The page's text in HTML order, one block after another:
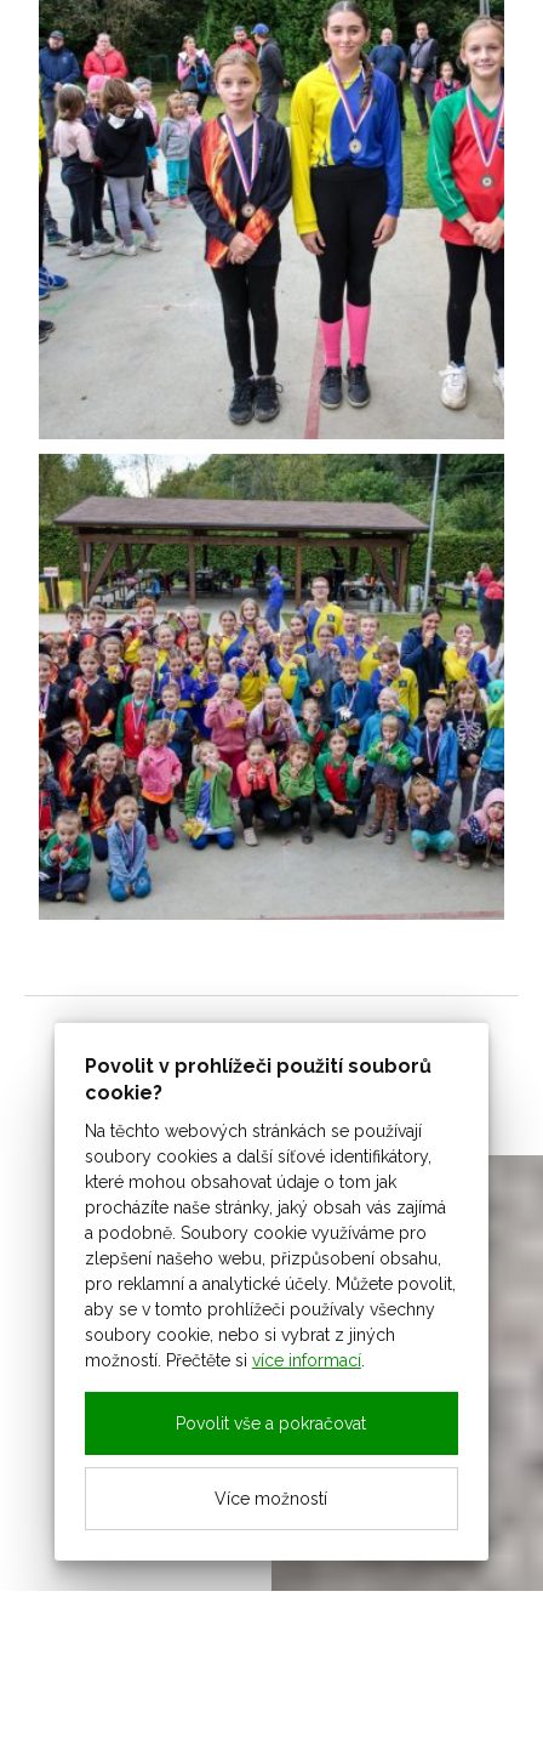
Povolit v prohlížeči použití souborů
cookie?
Na těchto webových stránkách se používají
soubory cookies a další síťové identifikátory,
které mohou obsahovat údaje o tom jak
procházíte naše stránky, jaký obsah vás zajímá
a podobně. Soubory cookie využíváme pro
zlepšení našeho webu, přizpůsobení obsahu,
pro reklamní a analytické účely. Můžete povolit,
aby se v tomto prohlížeči používaly všechny
soubory cookie, nebo si vybrat z jiných
možností. Přečtěte si více informací.
Povolit vše a pokračovat
Více možností